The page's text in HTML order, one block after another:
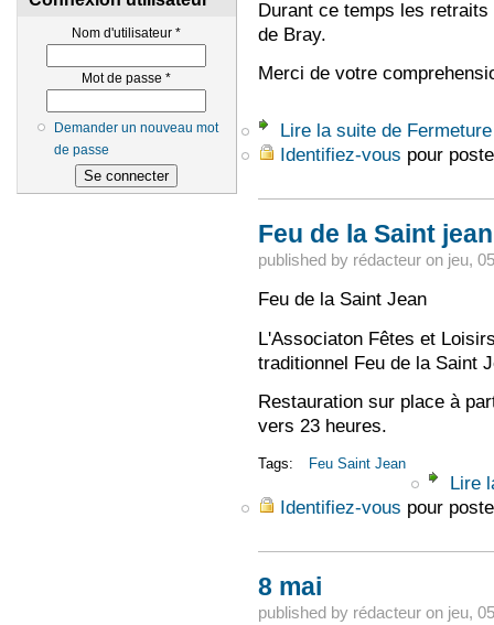
Nom d'utilisateur*
Mot de passe*
Demander un nouveau mot
de passe
Durant ce temps les
de Bray.
Merci de votre
Lire la suitede Fermeture
Identifiez-vous pour
Feu de la Saint jean
published by rédacteuron jeu,
Feu de la Saint Jean
L'Associaton Fêtes et
traditionnel Feu de la Saint
Restauration sur place à
vers 23 heures.
Tags: Feu Saint Jean
Lire
Identifiez-vous pour
8 mai
published by rédacteuron jeu,